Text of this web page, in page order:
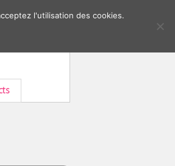
l'utilisation des cookies.